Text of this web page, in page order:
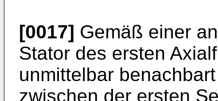
[0017] Gemäß einer
Stator des ersten
unmittelbar
zwischen der ersten